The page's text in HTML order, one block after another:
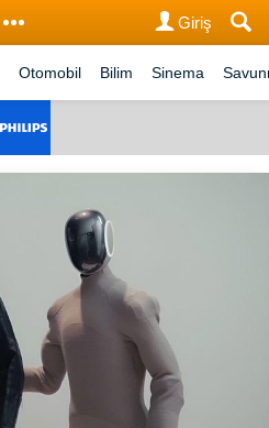
Giriş
Otomobil Bilim Sinema